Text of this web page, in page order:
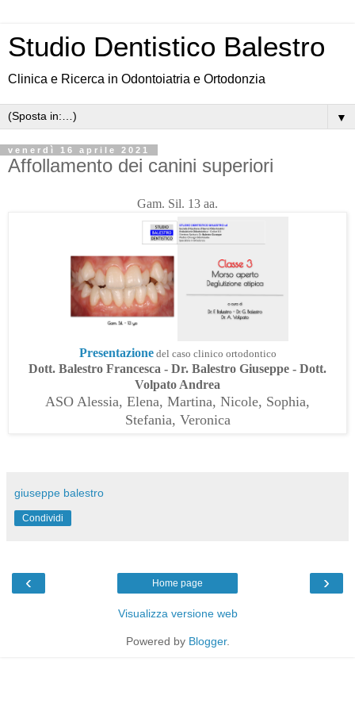
Studio Dentistico Balestro
Clinica e Ricerca in Odontoiatria e Ortodonzia
▼
venerdì 16 aprile 2021
Affollamento dei canini superiori
Gam. Sil. 13 aa.
Presentazionedel caso clinico ortodontico
Dott. Balestro Francesca - Dr. Balestro Giuseppe - Dott.
Volpato Andrea
ASO Alessia, Elena, Martina, Nicole, Sophia,
Stefania, Veronica
giuseppe balestro
Condividi
‹ ›
Home page
Visualizza versione web
Powered by Blogger.